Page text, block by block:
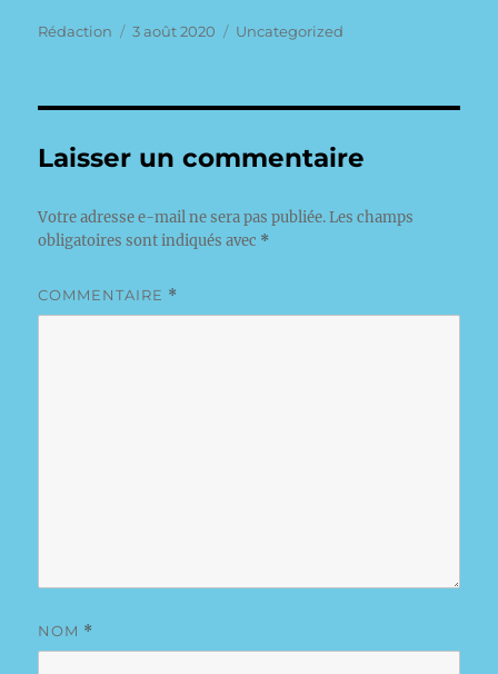
Auteur
Rédaction
Publié
3 août 2020 Catégories
Uncategorized
Laisser un commentaire
Votre adresse e-mail ne sera pas publiée. Les champs
obligatoires sont indiqués avec *
COMMENTAIRE *
NOM *